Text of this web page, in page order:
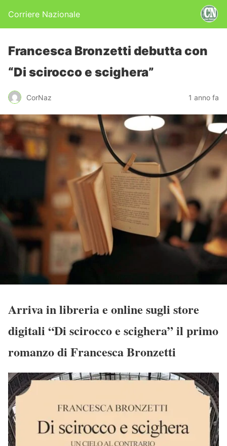
Corriere Nazionale
Francesca Bronzetti debutta con
“Di scirocco e scighera”
CorNaz 1 anno fa
Arriva in libreria e online sugli store
digitali “Di scirocco e scighera” il primo
romanzo di Francesca Bronzetti